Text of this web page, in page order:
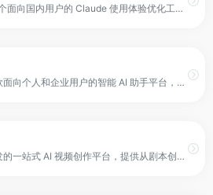
BetterClaude 是一个面向国内用户的 Claude 使用体验优化工具，旨在提供更稳定、更顺畅的访问通道。它在国内已有的公益站点基础上，针对网络环境与线路限制等问题进行优化，以减少访问中断、提升加载速度与使用稳定性。
百度文心助手是一款面向个人和企业用户的智能 AI 助手平台，集文字创作、图片创作、AI 阅读、智能问答及智能体应用于一体。平台通过「灵感探索」功能深入剖析问题核心，帮助用户高效解决复杂任务，同时启发创意，提升学习与办公效率。
阿里巴巴达摩院研发的一站式 AI 视频创作平台，提供从剧本创作到分镜设计、角色定制、场景生成以及视频编辑的全流程服务。平台利用先进人工智能技术，支持 AI 辅助的剧本分析、角色和场景智能生成，以及视频内容的精细化编辑，包括目标新增、消除、编辑和风格变换等功能。